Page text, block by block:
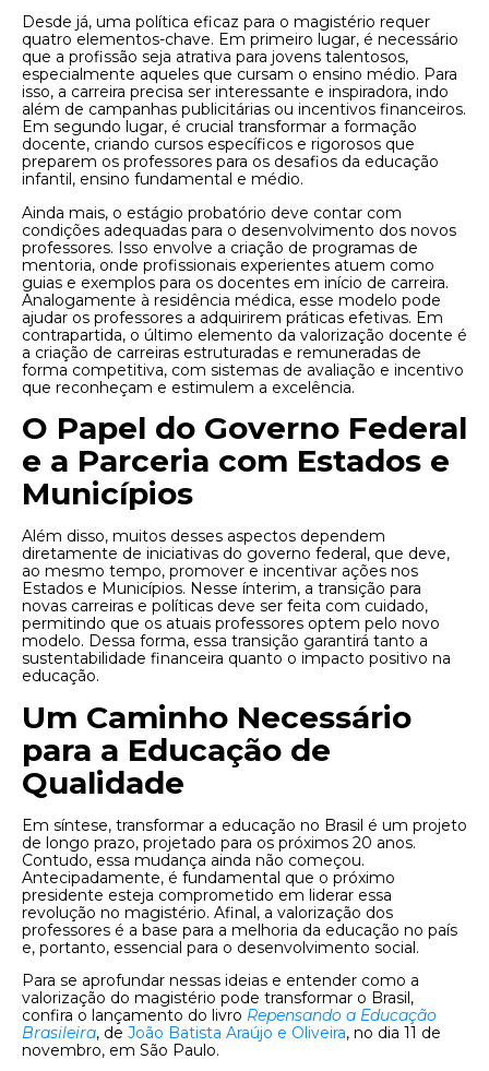
Desde já, uma política eficaz para o magistério requer
quatro elementos-chave. Em primeiro lugar, é necessário
que a profissão seja atrativa para jovens talentosos,
especialmente aqueles que cursam o ensino médio. Para
isso, a carreira precisa ser interessante e inspiradora, indo
além de campanhas publicitárias ou incentivos financeiros.
Em segundo lugar, é crucial transformar a formação
docente, criando cursos específicos e rigorosos que
preparem os professores para os desafios da educação
infantil, ensino fundamental e médio.
Ainda mais, o estágio probatório deve contar com
condições adequadas para o desenvolvimento dos novos
professores. Isso envolve a criação de programas de
mentoria, onde profissionais experientes atuem como
guias e exemplos para os docentes em início de carreira.
Analogamente à residência médica, esse modelo pode
ajudar os professores a adquirirem práticas efetivas. Em
contrapartida, o último elemento da valorização docente é
a criação de carreiras estruturadas e remuneradas de
forma competitiva, com sistemas de avaliação e incentivo
que reconheçam e estimulem a excelência.
O Papel do Governo Federal
e a Parceria com Estados e
Municípios
Além disso, muitos desses aspectos dependem
diretamente de iniciativas do governo federal, que deve,
ao mesmo tempo, promover e incentivar ações nos
Estados e Municípios. Nesse ínterim, a transição para
novas carreiras e políticas deve ser feita com cuidado,
permitindo que os atuais professores optem pelo novo
modelo. Dessa forma, essa transição garantirá tanto a
sustentabilidade financeira quanto o impacto positivo na
educação.
Um Caminho Necessário
para a Educação de
Qualidade
Em síntese, transformar a educação no Brasil é um projeto
de longo prazo, projetado para os próximos 20 anos.
Contudo, essa mudança ainda não começou.
Antecipadamente, é fundamental que o próximo
presidente esteja comprometido em liderar essa
revolução no magistério. Afinal, a valorização dos
professores é a base para a melhoria da educação no país
e, portanto, essencial para o desenvolvimento social.
Para se aprofundar nessas ideias e entender como a
valorização do magistério pode transformar o Brasil,
confira o lançamento do livro Repensando a Educação
Brasileira, de João Batista Araújo e Oliveira, no dia 11 de
novembro, em São Paulo.